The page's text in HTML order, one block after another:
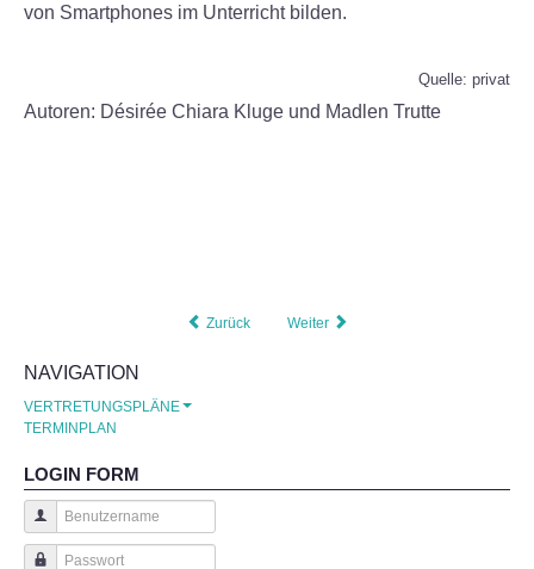
Fun-Tage an der TGS
Herzenssache
Spiel und Spaß für Kids
Spaß für die Großen
Losglück
Für das leibliche Wohl
von Smartphones im Unterricht bilden.
Quelle: privat
Autoren: Désirée Chiara Kluge und Madlen Trutte
Zurück Weiter
NAVIGATION
VERTRETUNGSPLÄNE
TERMINPLAN
LOGIN FORM
Benutzername